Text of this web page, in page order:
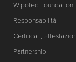
Wipotec Foundation
Responsabilità
Certificati,
Partnership